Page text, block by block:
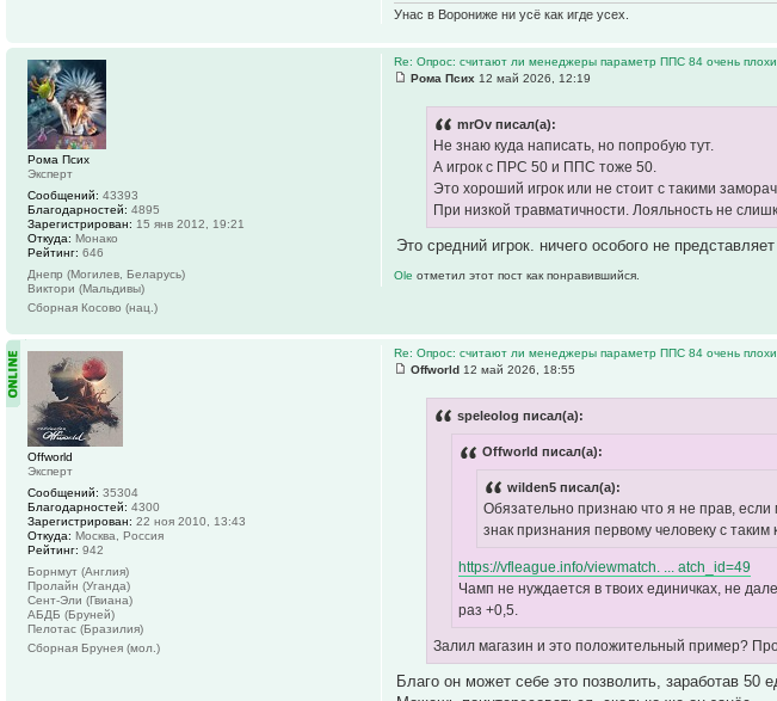
Унас в Ворониже ни усё как игде усех.
Re: Опрос: считают ли менеджеры параметр ППС 84 очень
Рома Псих 12 май 2026, 12:19
mrOv писал(а):
Не знаю куда написать, но попробую тут.
А игрок с ПРС 50 и ППС тоже 50.
Это хороший игрок или не стоит с такими
При низкой травматичности. Лояльность не
Это средний игрок. ничего особого не
Oleотметил этот пост как понравившийся.
Рома Псих
Эксперт
Сообщений: 43393
Благодарностей: 4895
Зарегистрирован: 15 янв 2012, 19:21
Откуда: Монако
Рейтинг: 646
Днепр (Могилев, Беларусь)
Виктори (Мальдивы)
Сборная Косово (нац.)
Re: Опрос: считают ли менеджеры параметр ППС 84 очень
Offworld 12 май 2026, 18:55
speleolog писал(а):
Offworld писал(а):
wilden5 писал(а):
Обязательно признаю что я не прав,
знак признания первому человеку с таким
https://vfleague.info/viewmatch. ... atch_id=49
Чамп не нуждается в твоих единичках, не
раз +0,5.
Залил магазин и это положительный пример?
Благо он может себе это позволить, заработав 50
Offworld
Эксперт
Сообщений: 35304
Благодарностей: 4300
Зарегистрирован: 22 ноя 2010, 13:43
Откуда: Москва, Россия
Рейтинг: 942
Борнмут (Англия)
Пролайн (Уганда)
Сент-Эли (Гвиана)
АБДБ (Бруней)
Пелотас (Бразилия)
Сборная Брунея (мол.)